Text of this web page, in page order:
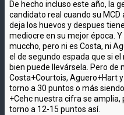
De hecho incluso este año, la
candidato real cuando su MCD
deja los huevos y despues
mediocre en su mejor época.
muccho, pero ni es Costa, ni
el de segundo espada que si
bien puede llevársela. Pero
Costa+Courtois, Aguero+Hart
torno a 30 puntos o más
+Cehc nuestra cifra se
torno a 12-15 puntos así.